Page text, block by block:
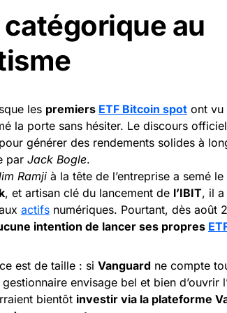
au
les premiers ETF Bitcoin spot ont vu
la porte sans hésiter. Le discours
pour générer des rendements solides à
par Jack Bogle.
Ramji à la tête de l’entreprise a semé
, et artisan clé du lancement de l’IBIT, il a
actifs numériques. Pourtant, dès août
intention de lancer ses propres
est de taille : si Vanguard ne compte
envisage bel et bien d’ouvrir
bientôt investir via la plateforme